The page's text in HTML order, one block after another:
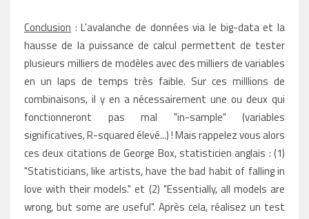
Conclusion : L'avalanche de données via le big-data et la
hausse de la puissance de calcul permettent de tester
plusieurs milliers de modèles avec des milliers de variables
en un laps de temps très faible. Sur ces milllions de
combinaisons, il y en a nécessairement une ou deux qui
fonctionneront pas mal "in-sample" (variables
significatives, R-squared élevé...) ! Mais rappelez vous alors
ces deux citations de George Box, statisticien anglais : (1)
"Statisticians, like artists, have the bad habit of falling in
love with their models." et (2) "Essentially, all models are
wrong, but some are useful". Après cela, réalisez un test